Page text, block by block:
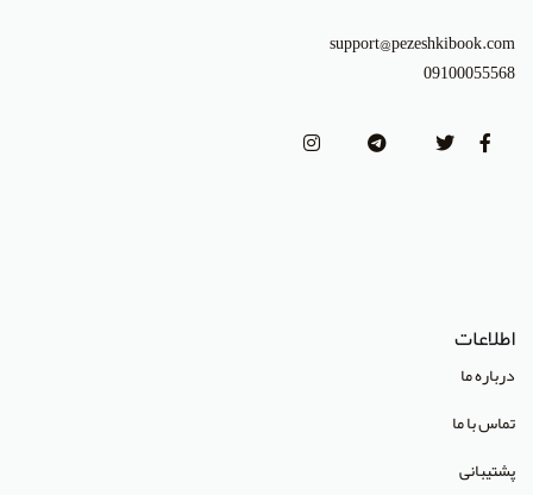
انتشارات Wiley-Blackwell
انتشارات آثار سبحان
support@pezeshkibook.com
09100055568
اطلاعات
درباره ما
تماس با ما
پشتیبانی